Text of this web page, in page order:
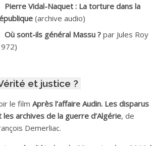
Omar
Vve AIT SAADA
Mohamed Akli
Pierre Vidal-Naquet : La torture dans la
(archive audio)
Où sont-ils général Massu ? par Jules Roy
et justice ?
le film Après l’affaire Audin. Les disparus
les archives de la guerre d’Algérie, de
Demerliac.